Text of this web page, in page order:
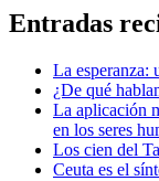
Entradas
La esperanza:
¿De qué
La aplicación
en los seres
Los cien del
Ceuta es el